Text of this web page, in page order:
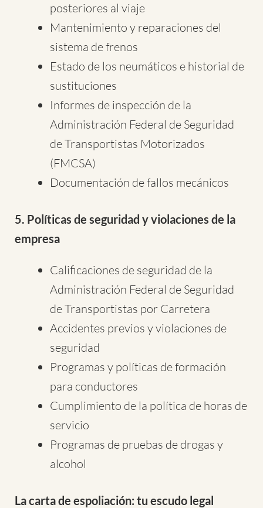
posteriores al viaje
Mantenimiento y reparaciones del
sistema de frenos
Estado de los neumáticos e historial de
sustituciones
Informes de inspección de la
Administración Federal de Seguridad
de Transportistas Motorizados
(FMCSA)
Documentación de fallos mecánicos
5. Políticas de seguridad y violaciones de la
empresa
Calificaciones de seguridad de la
Administración Federal de Seguridad
de Transportistas por Carretera
Accidentes previos y violaciones de
seguridad
Programas y políticas de formación
para conductores
Cumplimiento de la política de horas de
servicio
Programas de pruebas de drogas y
alcohol
La carta de espoliación: tu escudo legal